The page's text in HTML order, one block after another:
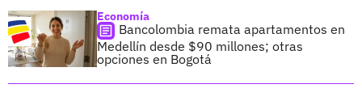
Economía
Bancolombia remata apartamentos en
Medellín desde $90 millones; otras
opciones en Bogotá